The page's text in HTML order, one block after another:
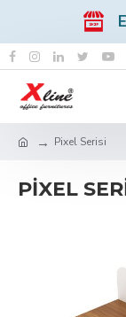
Pixel Serisi
PIXEL